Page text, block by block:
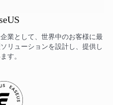
業として、世界中のお客様に最
リューションを設計し、提供し
す。